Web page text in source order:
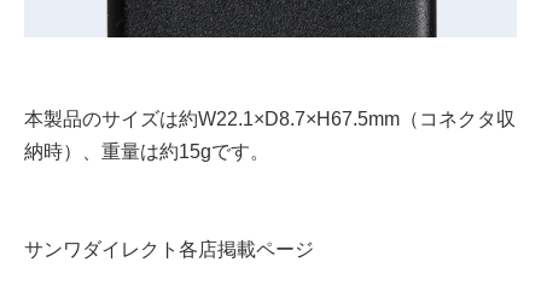
本製品のサイズは約W22.1×D8.7×H67.5mm（コネクタ収
納時）、重量は約15gです。
サンワダイレクト各店掲載ページ